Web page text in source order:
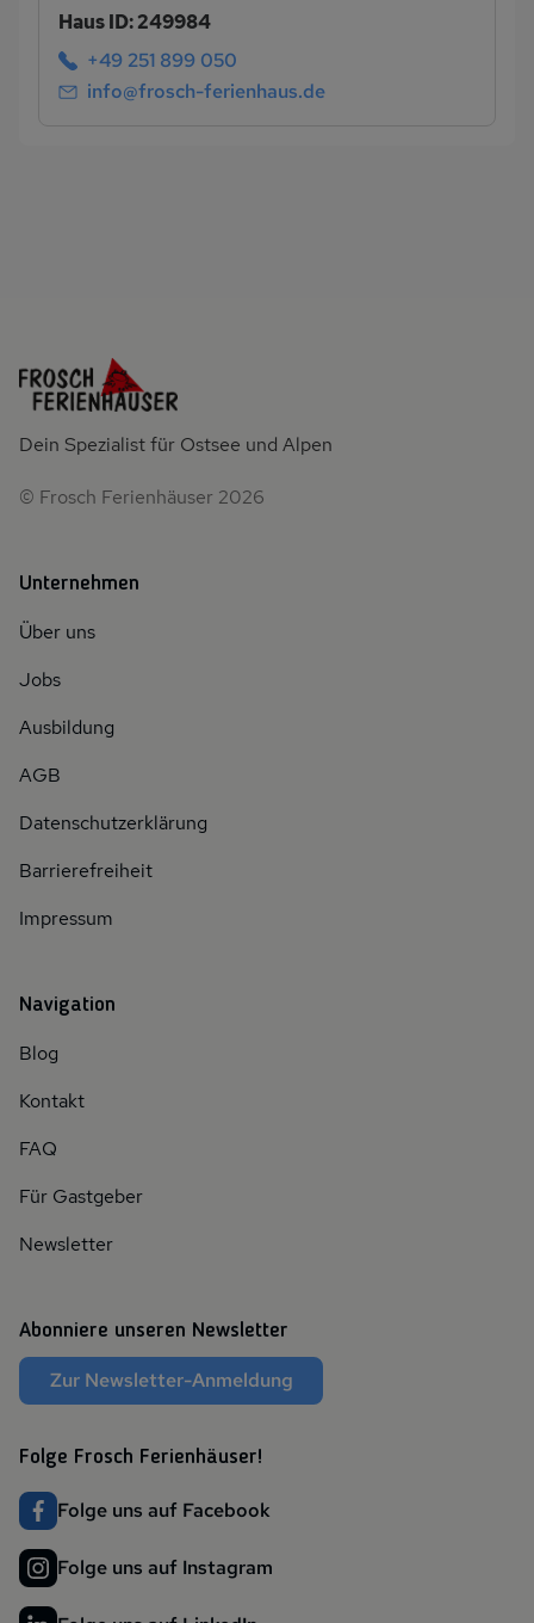
Haus ID: 249984
+49 251 899 050
info@frosch-ferienhaus.de
Dein Spezialist für Ostsee und Alpen
© Frosch Ferienhäuser 2026
Unternehmen
Über uns
Jobs
Ausbildung
AGB
Datenschutzerklärung
Barrierefreiheit
Impressum
Navigation
Blog
Kontakt
FAQ
Für Gastgeber
Newsletter
Abonniere unseren Newsletter
Zur Newsletter-Anmeldung
Folge Frosch Ferienhäuser!
Folge uns auf Facebook
Folge uns auf Instagram